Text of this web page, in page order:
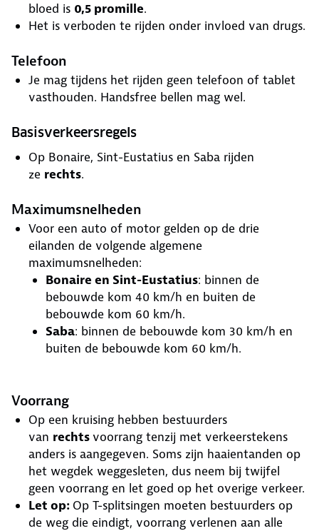
bloed is 0,5 promille.
Het is verboden te rijden onder invloed van drugs.
Telefoon
Je mag tijdens het rijden geen telefoon of tablet
vasthouden. Handsfree bellen mag wel.
Basisverkeersregels
Op Bonaire, Sint-Eustatius en Saba rijden
ze rechts.
Maximumsnelheden
Voor een auto of motor gelden op de drie
eilanden de volgende algemene
maximumsnelheden:
Bonaire en Sint-Eustatius: binnen de
bebouwde kom 40 km/h en buiten de
bebouwde kom 60 km/h.
Saba: binnen de bebouwde kom 30 km/h en
buiten de bebouwde kom 60 km/h.
Voorrang
Op een kruising hebben bestuurders
van rechtsvoorrang tenzij met verkeerstekens
anders is aangegeven. Soms zijn haaientanden op
het wegdek weggesleten, dus neem bij twijfel
geen voorrang en let goed op het overige verkeer.
Let op: Op T-splitsingen moeten bestuurders op
de weg die eindigt, voorrang verlenen aan alle